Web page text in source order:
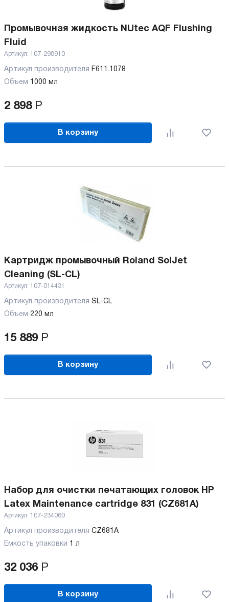
Промывочная жидкость NUtec AQF Flushing
Fluid
Артикул: 107-298910
Артикул производителя F611.1078
Объем 1000 мл
2 898 Р
В корзину
Картридж промывочный Roland SolJet
Cleaning (SL-CL)
Артикул: 107-014431
Артикул производителя SL-CL
Объем 220 мл
15 889 Р
В корзину
Набор для очистки печатающих головок HP
Latex Maintenance cartridge 831 (CZ681A)
Артикул: 107-234060
Артикул производителя CZ681A
Емкость упаковки 1 л
32 036 Р
В корзину